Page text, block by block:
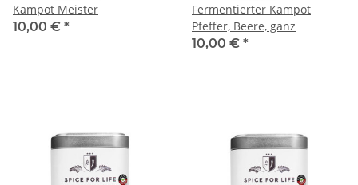
Kampot Meister
10,00 € *
Fermentierter Kampot
Pfeffer, Beere, ganz
10,00 € *